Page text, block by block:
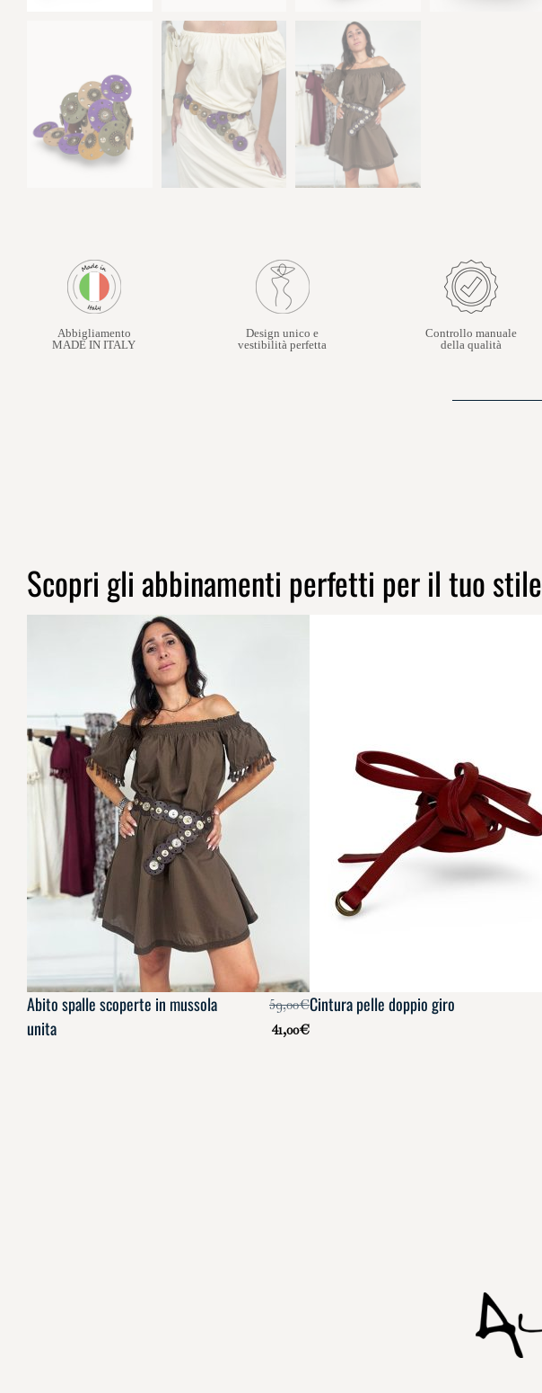
Abbigliamento
MADE IN ITALY
Design unico e
vestibilità perfetta
Controllo manuale
della qualità
Scopri gli abbinamenti perfetti per il tuo stile
Abito spalle scoperte in mussola
unita
59,00€
41,00€
Cintura pelle doppio giro